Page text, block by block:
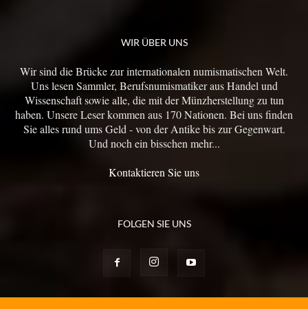
WIR ÜBER UNS
Wir sind die Brücke zur internationalen numismatischen Welt.
Uns lesen Sammler, Berufsnumismatiker aus Handel und
Wissenschaft sowie alle, die mit der Münzherstellung zu tun
haben. Unsere Leser kommen aus 170 Nationen. Bei uns finden
Sie alles rund ums Geld - von der Antike bis zur Gegenwart.
Und noch ein bisschen mehr...
Kontaktieren Sie uns
FOLGEN SIE UNS